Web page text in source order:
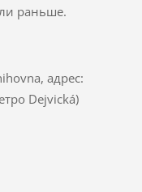
раньше.
адрес:
Dejvická)